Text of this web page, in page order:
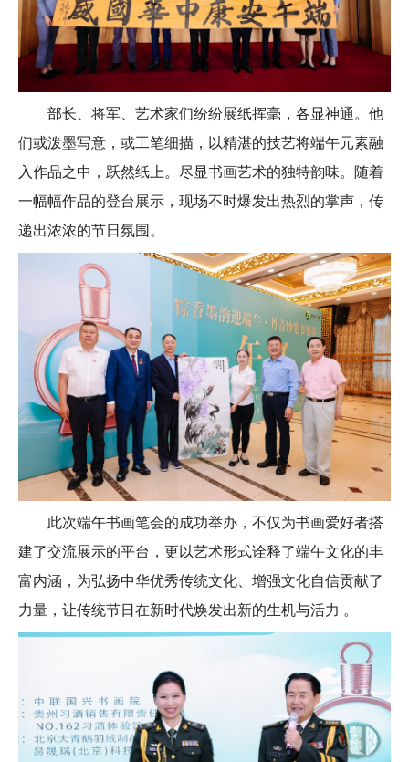
部长、将军、艺术家们纷纷展纸挥毫，各显神通。他
们或泼墨写意，或工笔细描，以精湛的技艺将端午元素融
入作品之中，跃然纸上。尽显书画艺术的独特韵味。随着
一幅幅作品的登台展示，现场不时爆发出热烈的掌声，传
递出浓浓的节日氛围。
此次端午书画笔会的成功举办，不仅为书画爱好者搭
建了交流展示的平台，更以艺术形式诠释了端午文化的丰
富内涵，为弘扬中华优秀传统文化、增强文化自信贡献了
力量，让传统节日在新时代焕发出新的生机与活力 。